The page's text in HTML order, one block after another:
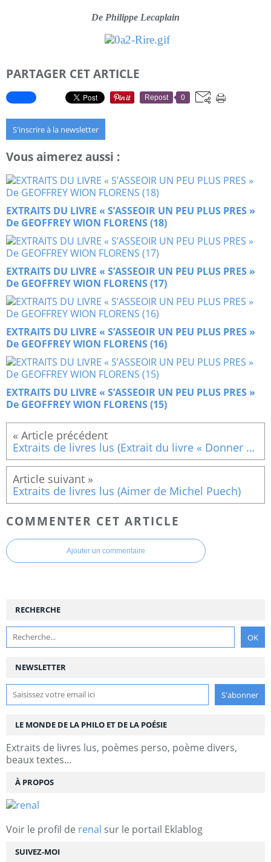
De Philippe Lecaplain
PARTAGER CET ARTICLE
Repost 0
S'inscrire à la newsletter
Vous aimerez aussi :
EXTRAITS DU LIVRE « S’ASSEOIR UN PEU PLUS PRES »
De GEOFFREY WION FLORENS (18)
EXTRAITS DU LIVRE « S’ASSEOIR UN PEU PLUS PRES »
De GEOFFREY WION FLORENS (17)
EXTRAITS DU LIVRE « S’ASSEOIR UN PEU PLUS PRES »
De GEOFFREY WION FLORENS (16)
EXTRAITS DU LIVRE « S’ASSEOIR UN PEU PLUS PRES »
De GEOFFREY WION FLORENS (15)
Extraits de livres lus (Extrait du livre « Donner du sens à sa vie », fin)
Extraits de livres lus (Aimer de Michel Puech)
COMMENTER CET ARTICLE
Ajouter un commentaire
NEWSLETTER
SUIVEZ-MOI
RECHERCHE
LE MONDE DE LA PHILO ET DE LA POÉSIE
Extraits de livres lus, poèmes perso, poème divers,
beaux textes...
À PROPOS
Voir le profil de renal sur le portail Eklablog